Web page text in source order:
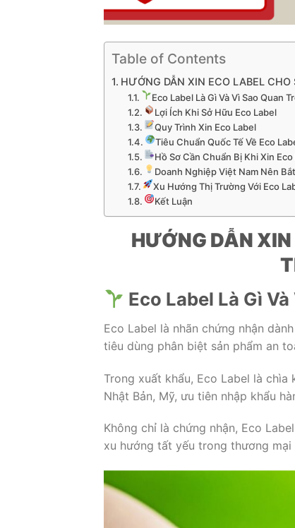
Table of Contents
HƯỚNG DẪN XIN ECO LABEL
Eco Label Là Gì Và Vì Sao Quan
Lợi Ích Khi Sở Hữu Eco Label
Quy Trình Xin Eco Label
Tiêu Chuẩn Quốc Tế Về Eco
Hồ Sơ Cần Chuẩn Bị Khi Xin
Doanh Nghiệp Việt Nam Nên
Xu Hướng Thị Trường Với Eco
Kết Luận
HƯỚNG DẪN
Eco Label Là Gì
Eco Label là nhãn chứng nhận
tiêu dùng phân biệt sản phẩm an
Trong xuất khẩu, Eco Label là
Nhật Bản, Mỹ, ưu tiên nhập khẩu
Không chỉ là chứng nhận, Eco
xu hướng tất yếu trong thương mại